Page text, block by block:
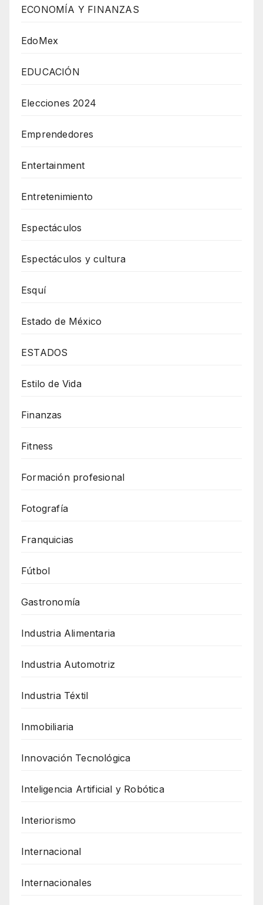
ECONOMÍA Y FINANZAS
EdoMex
EDUCACIÓN
Elecciones 2024
Emprendedores
Entertainment
Entretenimiento
Espectáculos
Espectáculos y cultura
Esquí
Estado de México
ESTADOS
Estilo de Vida
Finanzas
Fitness
Formación profesional
Fotografía
Franquicias
Fútbol
Gastronomía
Industria Alimentaria
Industria Automotriz
Industria Téxtil
Inmobiliaria
Innovación Tecnológica
Inteligencia Artificial y Robótica
Interiorismo
Internacional
Internacionales